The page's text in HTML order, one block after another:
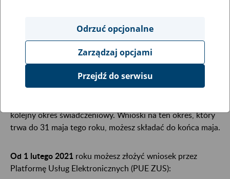
Najbliższy okres świadczeniowy dla programu
Rodzina 500+ będzie trwał od 1 czerwca 2021 roku
do 31 maja 2022 roku. Pamiętaj, aby złożyć wniosek
na świadczenie dla Twojego dziecka.
kolejny okres świadczeniowy. Wnioski na ten okres, który
trwa do 31 maja tego roku, możesz składać do końca maja.
Od 1 lutego 2021 roku możesz złożyć wniosek przez
Platformę Usług Elektronicznych (PUE ZUS):
Odrzuć opcjonalne
Zarządzaj opcjami
Przejdź do serwisu